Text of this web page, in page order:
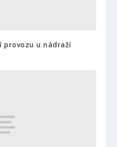
provozu u nádraží